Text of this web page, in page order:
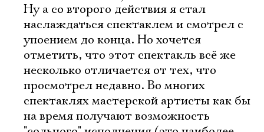
Ну а со второго действия я стал
наслаждаться спектаклем и смотрел с
упоением до конца. Но хочется
отметить, что этот спектакль всё же
несколько отличается от тех, что
просмотрел недавно. Во многих
спектаклях мастерской артисты как бы
на время получают возможность